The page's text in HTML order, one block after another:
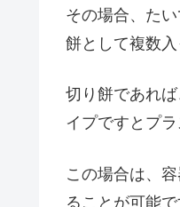
その場合、た
餅として複数
切り餅であれ
イプですとプ
この場合は、
ることが可能で